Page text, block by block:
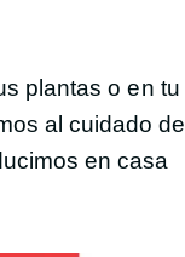
plantas o en tu
al cuidado del
en casa